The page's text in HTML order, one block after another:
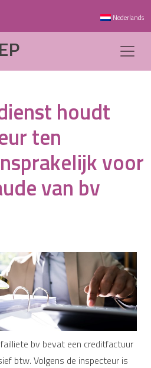
Nederlands
houdt
ten
voor
van bv
bv bevat een creditfactuur
btw. Volgens de inspecteur is